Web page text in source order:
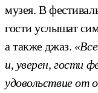
музея. В
гости услышат
а также джаз.
и, уверен, гости
удовольствие от